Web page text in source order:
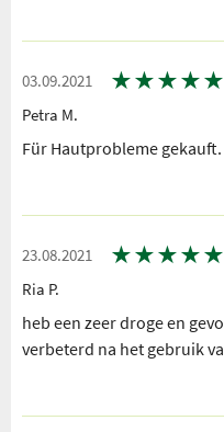
03.09.2021 ★★★★★
Petra M.
Für Hautprobleme gekauft.
23.08.2021 ★★★★★
Ria P.
heb een zeer droge en
verbeterd na het gebruik